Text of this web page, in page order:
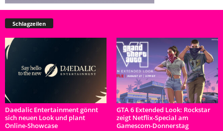
Schlagzeilen
Daedalic Entertainment gönnt
sich neuen Look und plant
Online-Showcase
GTA 6 Extended Look: Rockstar
zeigt Netflix-Special am
Gamescom-Donnerstag